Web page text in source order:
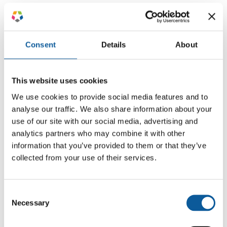
Consent Details About
This website uses cookies
We use cookies to provide social media features and to
analyse our traffic. We also share information about your
use of our site with our social media, advertising and
analytics partners who may combine it with other
information that you’ve provided to them or that they’ve
collected from your use of their services.
Selection
Necessary
Da Tonalität und Stil entscheidende
Faktoren waren, schlugen wir eine
Copenhagen vor Projektstart davon
überzeugen, dass Stil und Tonalität der
entsprachen.
Auch unsere Erfahrung in der
Zusammenarbeit mit anderen Lifestyle-
und Modemarken, darunter einige
namhafte E-Commerce-Unternehmen, gab
dem Team von ARKK Copenhagen die
Gewissheit, dass wir ihre stilistischen